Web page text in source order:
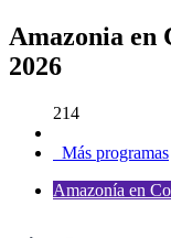
Amazonia en
2026
214
Más programas
Amazonía en